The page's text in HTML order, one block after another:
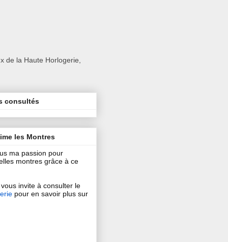
de la Haute Horlogerie,
consultés
les Montres
ma passion pour
montres grâce à ce
invite à consulter le
pour en savoir plus sur